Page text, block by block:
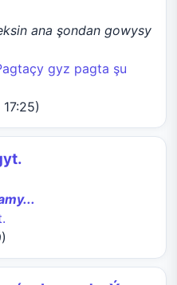
ana şondan gowysy
gyz pagta şu